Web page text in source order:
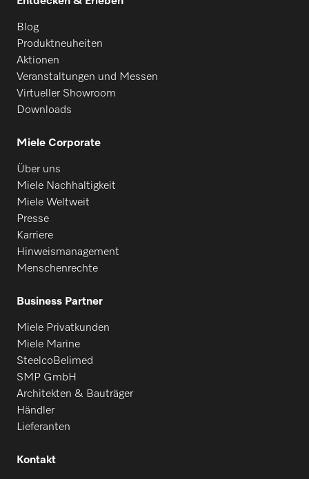
PWD 7122
PWD 8682
PWD 8682 C
PWD 8682 CD
PWD 8692
Blog
Produktneuheiten
Aktionen
Veranstaltungen und Messen
Virtueller Showroom
Downloads
Miele Corporate
Über uns
Miele Nachhaltigkeit
Miele Weltweit
Presse
Karriere
Hinweismanagement
Menschenrechte
Business Partner
Miele Privatkunden
Miele Marine
SteelcoBelimed
SMP GmbH
Architekten & Bauträger
Händler
Lieferanten
Kontakt